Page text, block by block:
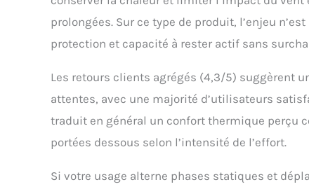
prolongées. Sur ce type de produit, l’enjeu
protection et capacité à rester actif sans
Les retours clients agrégés (4,3/5) suggèrent
attentes, avec une majorité d’utilisateurs
traduit en général un confort thermique perçu
portées dessous selon l’intensité de l’effort.
Si votre usage alterne phases statiques et